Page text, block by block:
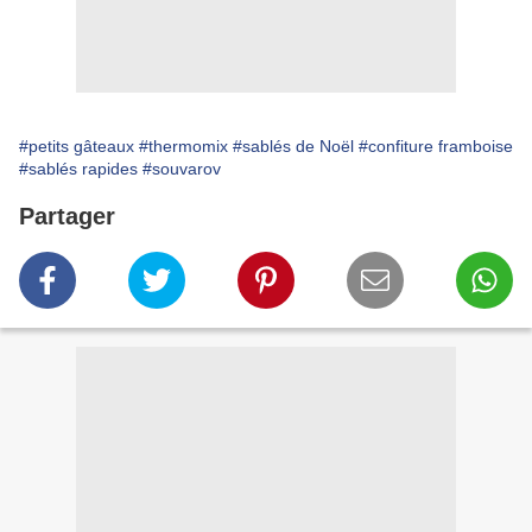
#petits gâteaux #thermomix #sablés de Noël #confiture framboise
#sablés rapides #souvarov
Partager